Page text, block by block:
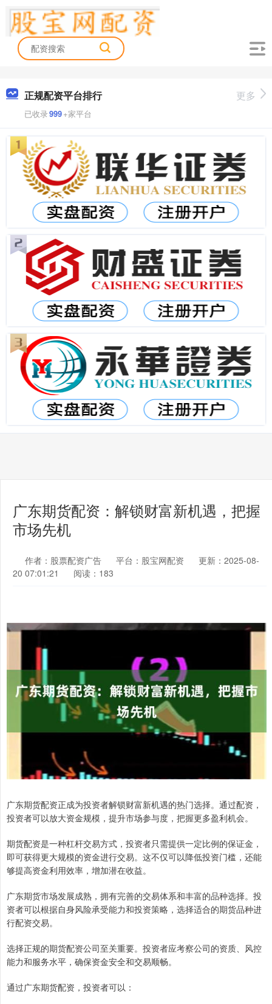
正规配资平台排行
已收录999+家平台
更多
广东期货配资：解锁财富新机遇，把握
市场先机
作者：股票配资广告 平台：股宝网配资
更新：2025-08-
20 07:01:21
阅读：183
广东期货配资正成为投资者解锁财富新机遇的热门选择。通过配资，
投资者可以放大资金规模，提升市场参与度，把握更多盈利机会。
期货配资是一种杠杆交易方式，投资者只需提供一定比例的保证金，
即可获得更大规模的资金进行交易。这不仅可以降低投资门槛，还能
够提高资金利用效率，增加潜在收益。
广东期货市场发展成熟，拥有完善的交易体系和丰富的品种选择。投
资者可以根据自身风险承受能力和投资策略，选择适合的期货品种进
行配资交易。
选择正规的期货配资公司至关重要。投资者应考察公司的资质、风控
能力和服务水平，确保资金安全和交易顺畅。
通过广东期货配资，投资者可以：